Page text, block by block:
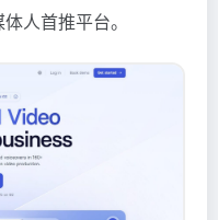
人首推平台。